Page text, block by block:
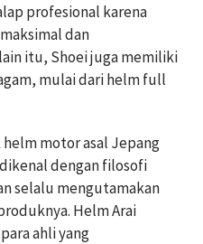
profesional karena
dan
itu, Shoei juga memiliki
mulai dari helm full
motor asal Jepang
dengan filosofi
selalu mengutamakan
Helm Arai
ahli yang